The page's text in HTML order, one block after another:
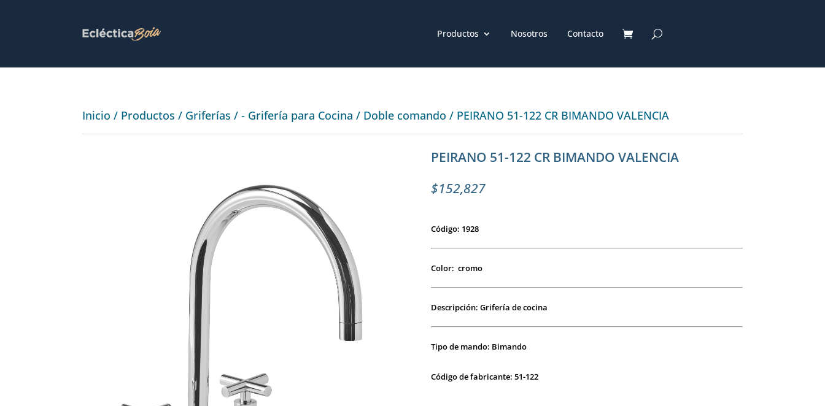
Productos Nosotros Contacto
Inicio / Productos / Griferías /- Grifería para Cocina / Doble comando / PEIRANO 51-122 CR BIMANDO VALENCIA
PEIRANO 51-122 CR BIMANDO VALENCIA
$152,827
Código: 1928
Color: cromo
Descripción: Grifería de cocina
Tipo de mando: Bimando
Código de fabricante: 51-122